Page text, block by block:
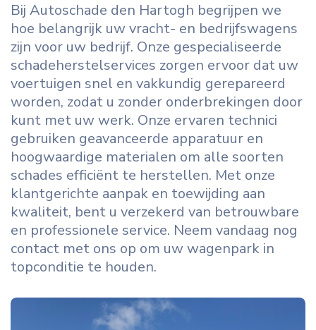
Bij Autoschade den Hartogh begrijpen we
hoe belangrijk uw vracht- en bedrijfswagens
zijn voor uw bedrijf. Onze gespecialiseerde
schadeherstelservices zorgen ervoor dat uw
voertuigen snel en vakkundig gerepareerd
worden, zodat u zonder onderbrekingen door
kunt met uw werk. Onze ervaren technici
gebruiken geavanceerde apparatuur en
hoogwaardige materialen om alle soorten
schades efficiënt te herstellen. Met onze
klantgerichte aanpak en toewijding aan
kwaliteit, bent u verzekerd van betrouwbare
en professionele service. Neem vandaag nog
contact met ons op om uw wagenpark in
topconditie te houden.